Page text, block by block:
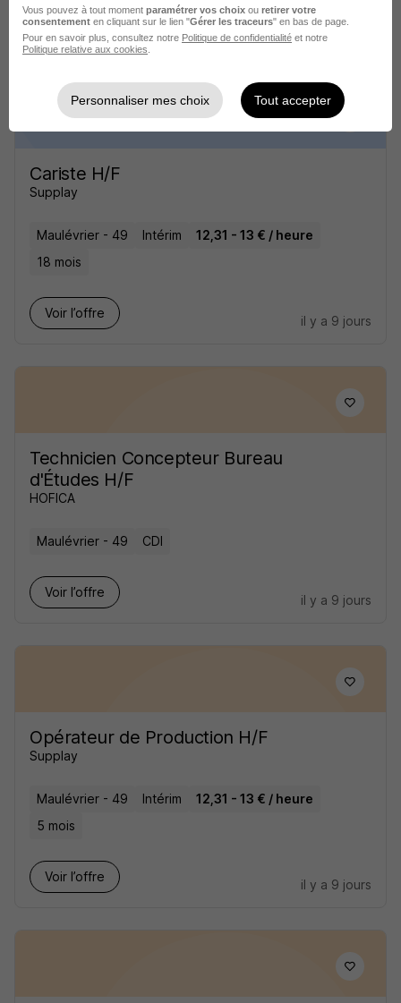
Voir l’offre
il y a 8 jours
Cariste H/F
Supplay
Maulévrier - 49 Intérim
12,31 - 13 € / heure
18 mois
Voir l’offre
il y a 9 jours
Technicien Concepteur Bureau
d'Études H/F
HOFICA
Maulévrier - 49 CDI
Voir l’offre
il y a 9 jours
Opérateur de Production H/F
Supplay
Maulévrier - 49 Intérim
12,31 - 13 € / heure
5 mois
Voir l’offre
il y a 9 jours
Vous pouvez à tout moment paramétrer vos choix ou retirer votre
consentement en cliquant sur le lien "Gérer les traceurs" en bas de page.
Pour en savoir plus, consultez notre Politique de confidentialité et notre
Politique relative aux cookies
Personnaliser mes choix Tout accepter